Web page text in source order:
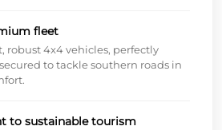
fleet
robust 4x4 vehicles, perfectly
to tackle southern roads in
to sustainable tourism